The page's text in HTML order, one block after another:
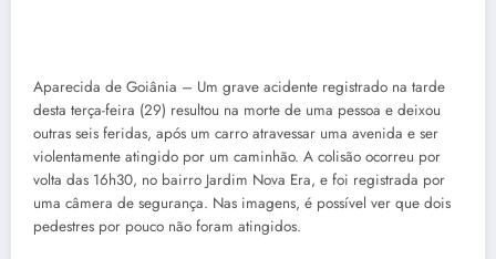
Aparecida de Goiânia – Um grave acidente registrado na tarde
desta terça-feira (29) resultou na morte de uma pessoa e deixou
outras seis feridas, após um carro atravessar uma avenida e ser
violentamente atingido por um caminhão. A colisão ocorreu por
volta das 16h30, no bairro Jardim Nova Era, e foi registrada por
uma câmera de segurança. Nas imagens, é possível ver que dois
pedestres por pouco não foram atingidos.